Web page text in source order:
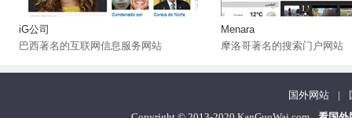
iG公司
巴西著名的互联网信息服务网站
Menara
摩洛哥著名的搜索门户网站
国外网站 |